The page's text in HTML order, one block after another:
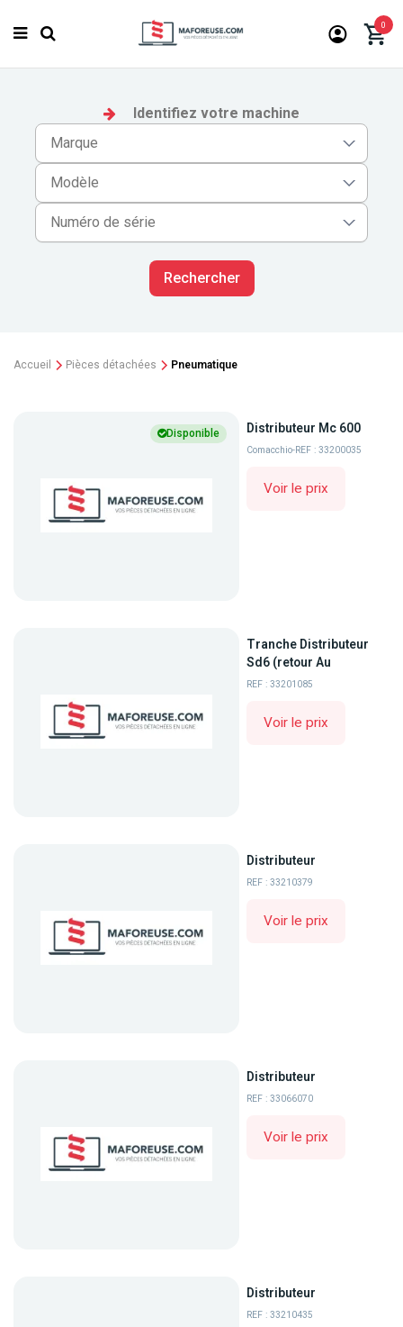
0
Identifiez votre machine
Rechercher
Accueil Pièces détachées Pneumatique
Disponible Distributeur Mc 600
Comacchio-REF : 33200035
Voir le prix
Tranche Distributeur
Sd6 (retour Au
REF : 33201085
Voir le prix
Distributeur
REF : 33210379
Voir le prix
Distributeur
REF : 33066070
Voir le prix
Distributeur
REF : 33210435